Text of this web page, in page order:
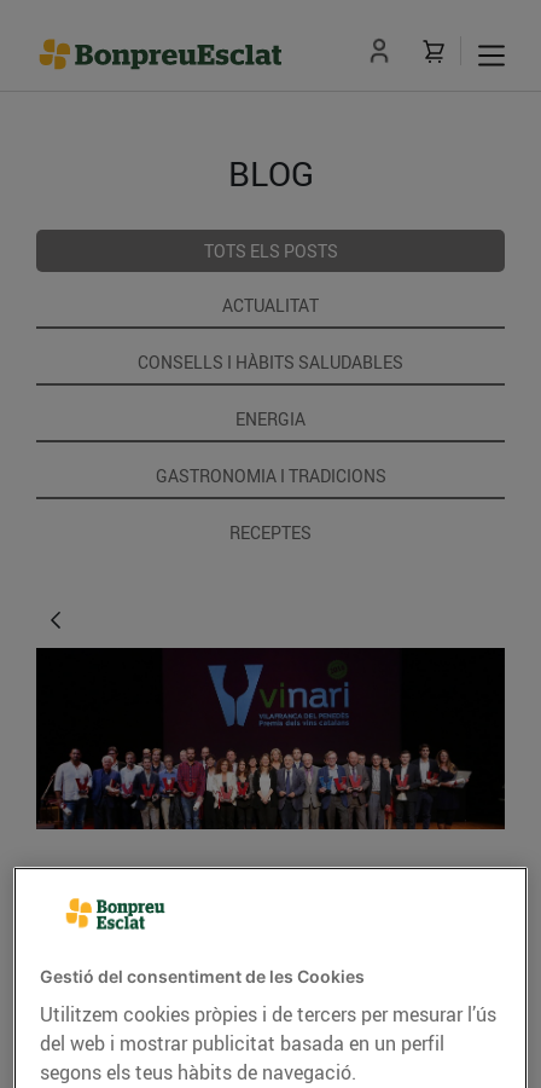
BLOG
TOTS ELS POSTS
ACTUALITAT
CONSELLS I HÀBITS SALUDABLES
ENERGIA
GASTRONOMIA I TRADICIONS
RECEPTES
GASTRONOMIA I TRADICIONS
estratègic, cohesiona el
territori i és sostenible"
09/de febrer/2017
Gestió del consentiment de les Cookies
Utilitzem cookies pròpies i de tercers per mesurar l’ús
del web i mostrar publicitat basada en un perfil
segons els teus hàbits de navegació.